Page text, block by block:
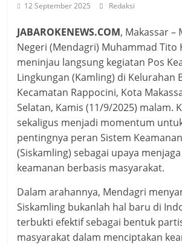
12 September 2025 Redaksi
JABAROKENEWS.COM, Makassar –
Negeri (Mendagri) Muhammad Tito
meninjau langsung kegiatan Pos
Lingkungan (Kamling) di Kelurahan
Kecamatan Rappocini, Kota
Selatan, Kamis (11/9/2025) malam.
sekaligus menjadi momentum
pentingnya peran Sistem
(Siskamling) sebagai upaya
keamanan berbasis masyarakat.
Dalam arahannya, Mendagri
Siskamling bukanlah hal baru di
terbukti efektif sebagai bentuk
masyarakat dalam menciptakan